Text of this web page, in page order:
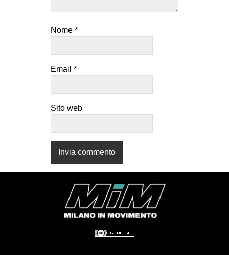
Nome *
Email *
Sito web